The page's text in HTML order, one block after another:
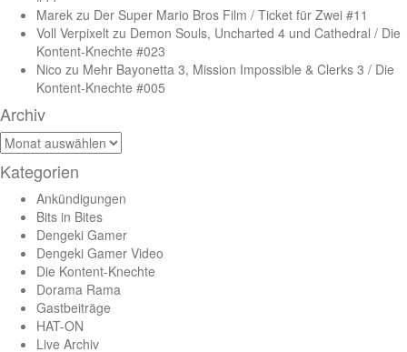
Marek zu Der Super Mario Bros Film / Ticket für Zwei #11
Voll Verpixelt zu Demon Souls, Uncharted 4 und Cathedral / Die
Kontent-Knechte #023
Nico zu Mehr Bayonetta 3, Mission Impossible & Clerks 3 / Die
Kontent-Knechte #005
Archiv
Archiv
Kategorien
Ankündigungen
Bits in Bites
Dengeki Gamer
Dengeki Gamer Video
Die Kontent-Knechte
Dorama Rama
Gastbeiträge
HAT-ON
Live Archiv